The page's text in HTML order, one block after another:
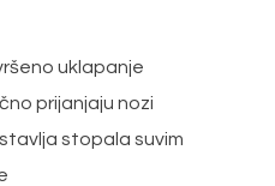
uklapanje
prijanjaju nozi
stopala suvim